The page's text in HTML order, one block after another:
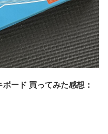
ード 買ってみた感想：